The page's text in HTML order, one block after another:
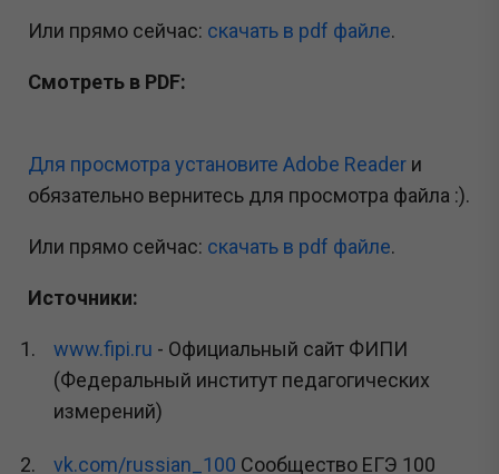
Или прямо сейчас: cкачать в pdf файле.
Смотреть в PDF:
Для просмотра установите Adobe Reader и
обязательно вернитесь для просмотра файла :).
Или прямо сейчас: cкачать в pdf файле.
Источники:
www.fipi.ru - Официальный сайт ФИПИ
(Федеральный институт педагогических
измерений)
vk.com/russian_100 Сообщество ЕГЭ 100